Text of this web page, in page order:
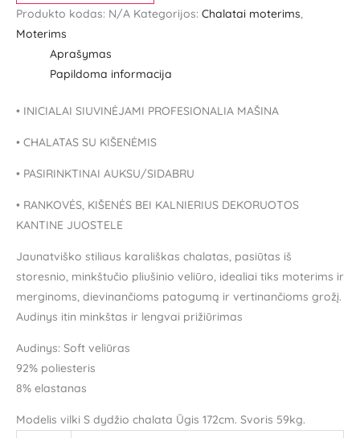
Produkto kodas: N/A Kategorijos: Chalatai moterims,
Moterims
Aprašymas
Papildoma informacija
• INICIALAI SIUVINĖJAMI PROFESIONALIA MAŠINA
• CHALATAS SU KIŠENĖMIS
• PASIRINKTINAI AUKSU/SIDABRU
• RANKOVĖS, KIŠENĖS BEI KALNIERIUS DEKORUOTOS
KANTINE JUOSTELE
Jaunatviško stiliaus karališkas chalatas, pasiūtas iš
storesnio, minkštučio pliušinio veliūro, idealiai tiks moterims ir
merginoms, dievinančioms patogumą ir vertinančioms grožį.
Audinys itin minkštas ir lengvai prižiūrimas
Audinys: Soft veliūras
92% poliesteris
8% elastanas
Modelis vilki S dydžio chalata Ūgis 172cm. Svoris 59kg.